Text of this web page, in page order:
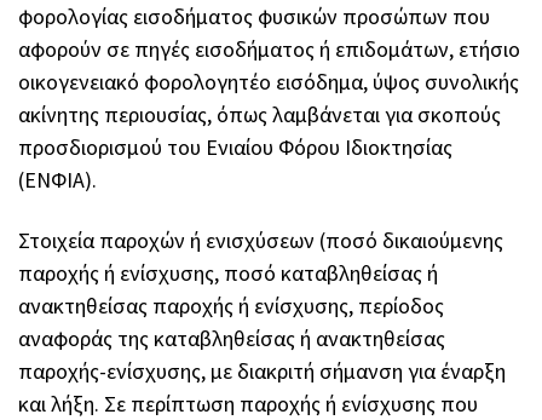
φορολογίας εισοδήματος φυσικών προσώπων που
αφορούν σε πηγές εισοδήματος ή επιδομάτων, ετήσιο
οικογενειακό φορολογητέο εισόδημα, ύψος συνολικής
ακίνητης περιουσίας, όπως λαμβάνεται για σκοπούς
προσδιορισμού του Ενιαίου Φόρου Ιδιοκτησίας
(ΕΝΦΙΑ).
Στοιχεία παροχών ή ενισχύσεων (ποσό δικαιούμενης
παροχής ή ενίσχυσης, ποσό καταβληθείσας ή
ανακτηθείσας παροχής ή ενίσχυσης, περίοδος
αναφοράς της καταβληθείσας ή ανακτηθείσας
παροχής-ενίσχυσης, με διακριτή σήμανση για έναρξη
και λήξη. Σε περίπτωση παροχής ή ενίσχυσης που